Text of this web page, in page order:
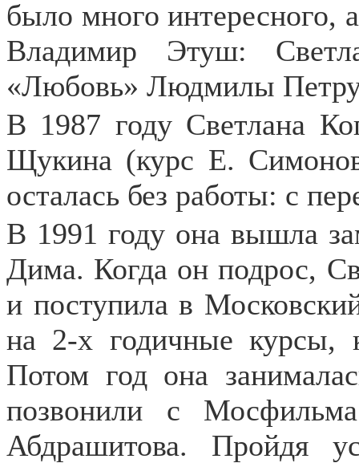
было много интересного,
Владимир Этуш:
«Любовь» Людмилы
В 1987 году Светлана
Щукина (курс Е.
осталась без работы: с
В 1991 году она вышла
Дима. Когда он подрос,
и поступила в
на 2-х годичные курсы,
Потом год она
позвонили с
Абдрашитова. Пройдя